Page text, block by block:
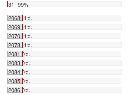
31 -99%
2068 -1%
2069 -1%
2070 -1%
2078 -1%
2081 0%
2083 0%
2084 0%
2085 0%
2086 0%